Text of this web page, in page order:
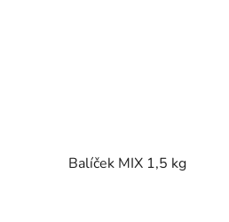
Balíček MIX 1,5 kg